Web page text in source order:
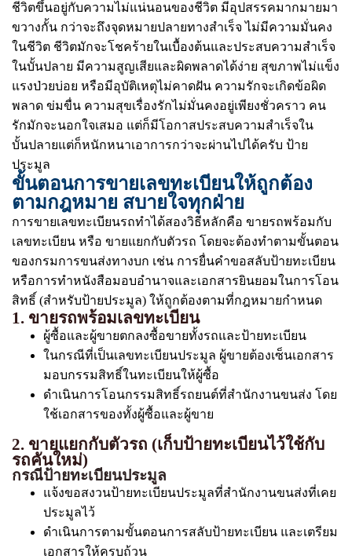
ชีวิตขึ้นอยู่กับความไม่แน่นอนของชีวิต มีอุปสรรคมากมายมา
ขวางกั้น กว่าจะถึงจุดหมายปลายทางสำเร็จ ไม่มีความมั่นคง
ในชีวิต ชีวิตมักจะโชคร้ายในเบื้องต้นและประสบความสำเร็จ
ในบั้นปลาย มีความสูญเสียและผิดพลาดได้ง่าย สุขภาพไม่แข็ง
แรงป่วยบ่อย หรือมีอุบัติเหตุไม่คาดฝัน ความรักจะเกิดข้อผิด
พลาด ข่มขื่น ความสุขเรื่องรักไม่มั่นคงอยู่เพียงชั่วคราว คน
รักมักจะนอกใจเสมอ แต่ก็มีโอกาสประสบความสำเร็จใน
บั้นปลายแต่ก็หนักหนาเอาการกว่าจะผ่านไปได้ครับ ป้าย
ประมูล
ขั้นตอนการขายเลขทะเบียนให้ถูกต้อง
ตามกฎหมาย สบายใจทุกฝ่าย
การขายเลขทะเบียนรถทำได้สองวิธีหลักคือ ขายรถพร้อมกับ
เลขทะเบียน หรือ ขายแยกกับตัวรถ โดยจะต้องทำตามขั้นตอน
ของกรมการขนส่งทางบก เช่น การยื่นคำขอสลับป้ายทะเบียน
หรือการทำหนังสือมอบอำนาจและเอกสารยินยอมในการโอน
สิทธิ์ (สำหรับป้ายประมูล) ให้ถูกต้องตามที่กฎหมายกำหนด
1. ขายรถพร้อมเลขทะเบียน
ผู้ซื้อและผู้ขายตกลงซื้อขายทั้งรถและป้ายทะเบียน
ในกรณีที่เป็นเลขทะเบียนประมูล ผู้ขายต้องเซ็นเอกสาร
มอบกรรมสิทธิ์ในทะเบียนให้ผู้ซื้อ
ดำเนินการโอนกรรมสิทธิ์รถยนต์ที่สำนักงานขนส่ง โดย
ใช้เอกสารของทั้งผู้ซื้อและผู้ขาย
2. ขายแยกกับตัวรถ (เก็บป้ายทะเบียนไว้ใช้กับ
รถคันใหม่)
กรณีป้ายทะเบียนประมูล
แจ้งขอสงวนป้ายทะเบียนประมูลที่สำนักงานขนส่งที่เคย
ประมูลไว้
ดำเนินการตามขั้นตอนการสลับป้ายทะเบียน และเตรียม
เอกสารให้ครบถ้วน